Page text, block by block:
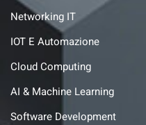
Networking IT
IOT E Automazione
Cloud Computing
AI & Machine Learning
Software Development